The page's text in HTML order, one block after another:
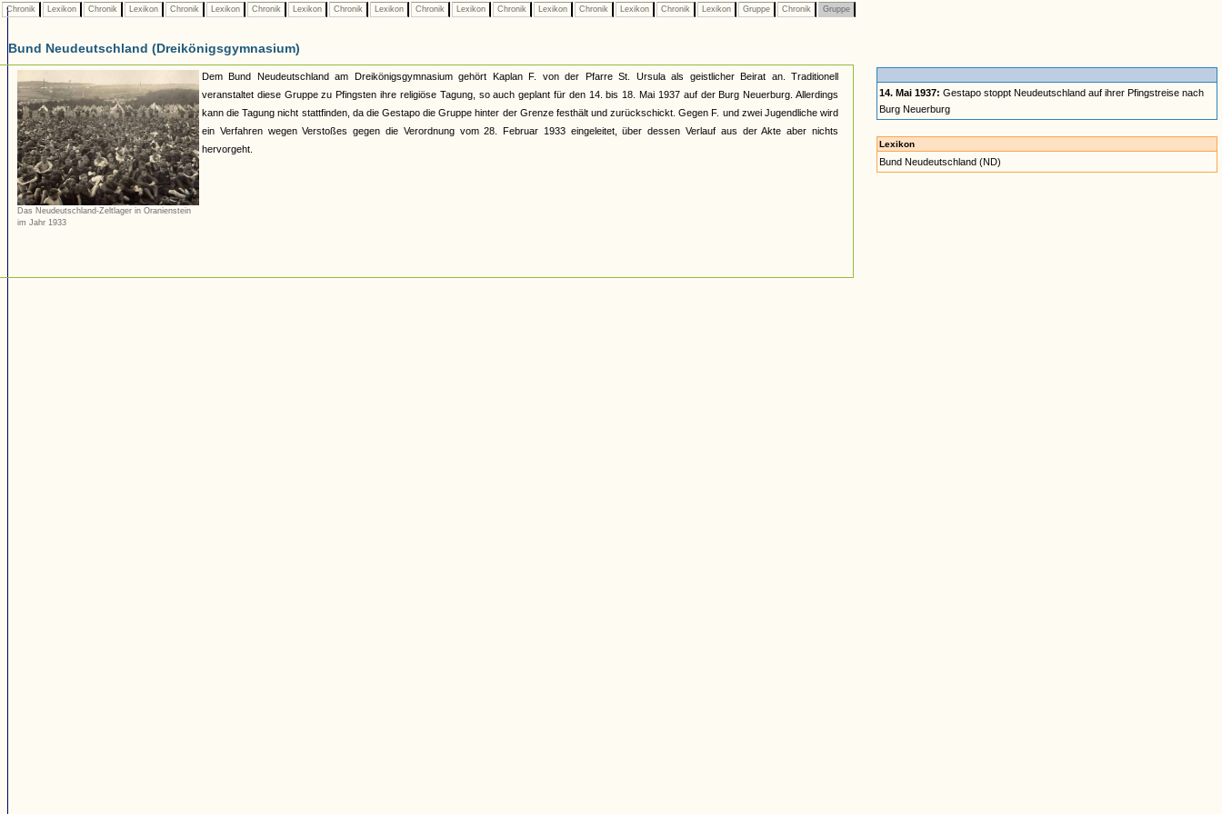
Chronik Lexikon Chronik Lexikon Chronik Lexikon Chronik Lexikon Chronik Lexikon Chronik Lexikon Chronik Lexikon Chronik Lexikon Chronik Lexikon Gruppe Chronik Gruppe
Bund Neudeutschland (Dreikönigsgymnasium)
Das Neudeutschland-Zeltlager in Oranienstein
im Jahr 1933
Dem Bund Neudeutschland am Dreikönigsgymnasium gehört Kaplan F. von der Pfarre St. Ursula als geistlicher Beirat an. Traditionell
veranstaltet diese Gruppe zu Pfingsten ihre religiöse Tagung, so auch geplant für den 14. bis 18. Mai 1937 auf der Burg Neuerburg. Allerdings
kann die Tagung nicht stattfinden, da die Gestapo die Gruppe hinter der Grenze festhält und zurückschickt. Gegen F. und zwei Jugendliche wird
ein Verfahren wegen Verstoßes gegen die Verordnung vom 28. Februar 1933 eingeleitet, über dessen Verlauf aus der Akte aber nichts
hervorgeht.
14. Mai 1937: Gestapo stoppt Neudeutschland auf ihrer Pfingstreise nach
Burg Neuerburg
Lexikon
Bund Neudeutschland (ND)